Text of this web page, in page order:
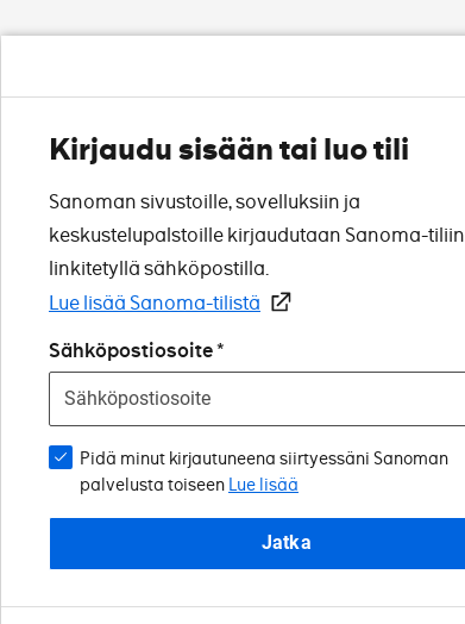
Kirjaudu sisään tai luo tili
Sanoman sivustoille, sovelluksiin ja
keskustelupalstoille kirjaudutaan Sanoma-tiliin
linkitetyllä sähköpostilla.
Lue lisää Sanoma-tilistä
Sähköpostiosoite
Pidä minut kirjautuneena siirtyessäni Sanoman
palvelusta toiseen Lue lisää
Jatka